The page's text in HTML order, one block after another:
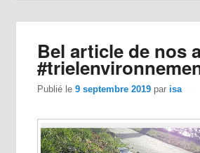
Bel article de nos
Publié le9 septembre 2019 par isa